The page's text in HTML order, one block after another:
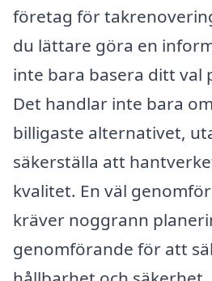
företag för
du lättare göra en
inte bara basera ditt val
Det handlar inte bara
billigaste alternativet,
säkerställa att
kvalitet. En väl
kräver noggrann
genomförande för att